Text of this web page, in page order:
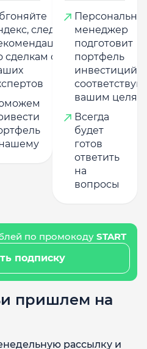
следуя
сделкам от
менеджер
подготовит
портфель
инвестиций,
вашим целям
Всегда
будет
готов
ответить
на
вопросы
по промокоду START
подписку
пришлем на
рассылку и